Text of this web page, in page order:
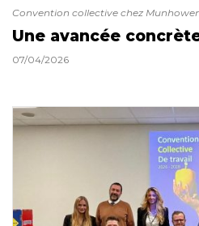
Convention collective chez
Une avancée
07/04/2026